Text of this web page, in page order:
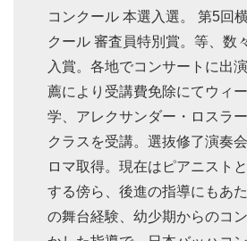
コンクール 本選入選。 第5回
クール 審査員特別賞。等、数
入賞。各地でコンサートに出
薦により受講費免除にてウィ
学、アレクサンダー・ロスラ
クラスを受講。選抜修了演奏
ロマ取得。現在はピアニスト
する傍ら、後進の指導にもあ
の舞台経験、幼少期からのコ